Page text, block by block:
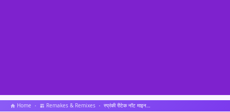
Home Remakes & Remixes स्प्रंकी रीटेक नॉट माइन सेव्ड